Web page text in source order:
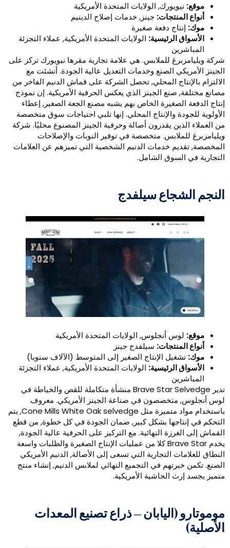
موقع:نيويورك, الولايات المتحدة الأمريكية
أنواع المنتجات:جينز, خدمات إصلاح الدينيم
موك:إنتاج دفعة صغيرة
الأسواق الرئيسية:الولايات المتحدة الأمريكية, عملاء التجزئة
المباشرين
ويليامزبرغ للملابس. هي علامة تجارية مقرها نيويورك تركز على
الأمريكي الصنع وخدمات التعديل عالية الجودة. أنشئت مع
بالإنتاج المحلي, تحصل الشركة على قماش الدنيم الفاخر من
مختلفة, صنع الجينز الذي يعكس الحرفية الأمريكية. إن نموذج
الدفعة الصغيرة الخاص بهم يشبه مصنع الجعة الصغير, إعطاء
للجودة والإنتاج المحلي. إنها تلبي احتياجات سوق متخصصة
العملاء الذين يقدرون أصالة وحرفية الجينز المصنوع محليًا. شركة
للملابس. متخصصة في توفير النوبات والإصلاحات
تقديم خدمات الدنيم الشخصية التي تميزهم عن العلامات
في السوق الشامل.
الشجاع سيلفدج
موقع:لوس أنجلوس, الولايات المتحدة الأمريكية
أنواع المنتجات:سيلفدج جينز
موك:تشغيل الإنتاج الصغير إلى المتوسط (الآلاف سنويا)
الأسواق الرئيسية:الولايات المتحدة الأمريكية, عملاء التجزئة
المباشرين
تدير Brave Star Selvedge منشأة متكاملة للقص والخياطة في
أنجلوس, متخصصون في صناعة الجينز الأمريكي. معروف
باستخدام مواد متميزة مثل Cone Mills White Oak selvedge, يتم
في إنتاجها بشكل كبير, ضمان الجودة في كل خطوة, من قطع
إلى الغرزة النهائية. مع التركيز على الحرفية عالية الجودة,
يخدم Brave Star كلا من عمليات الإنتاج الصغيرة والطلبات واسعة
للعلامات التجارية التي تسعى إلى الأصالة, الدنيم الأمريكي
تكمن خبرتهم في التجميع النهائي لملابس الدنيم, إنشاء منتج
يجسد إرث الحاشية الأمريكية.
(اليابان – ذراع تصنيع المعدات